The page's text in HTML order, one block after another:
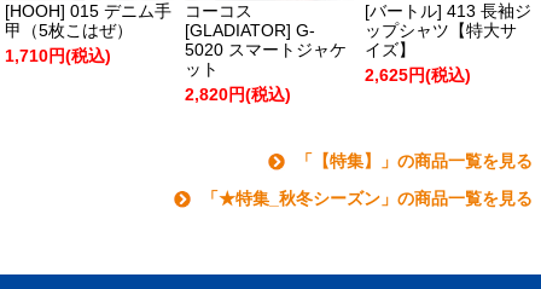
[HOOH] 015 デニム手
甲（5枚こはぜ）
1,710円(税込)
コーコス
[GLADIATOR] G-
5020 スマートジャケ
ット
2,820円(税込)
[バートル] 413 長袖ジ
ップシャツ【特大サ
イズ】
2,625円(税込)
「【特集】」の商品一覧を見る
「★特集_秋冬シーズン」の商品一覧を見る